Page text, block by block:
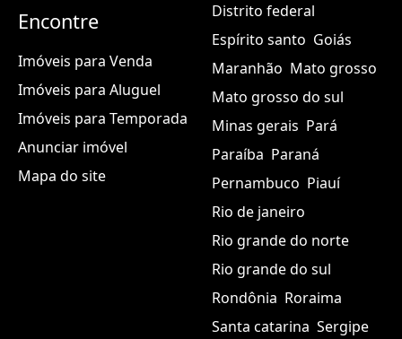
Encontre
Imóveis para Venda
Imóveis para Aluguel
Imóveis para Temporada
Anunciar imóvel
Mapa do site
Distrito federal
Espírito santo Goiás
Maranhão Mato grosso
Mato grosso do sul
Minas gerais Pará
Paraíba Paraná
Pernambuco Piauí
Rio de janeiro
Rio grande do norte
Rio grande do sul
Rondônia Roraima
Santa catarina Sergipe